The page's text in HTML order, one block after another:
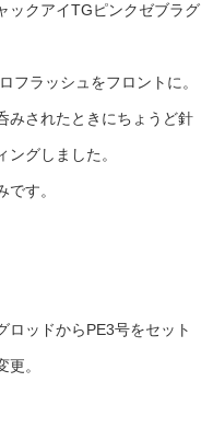
ックアイTGピンクゼブラグ
フラッシュをフロントに。
みされたときにちょうど針
グしました。
す。
ロッドからPE3号をセット
。